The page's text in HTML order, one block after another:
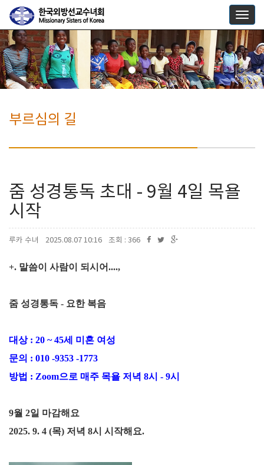
부르심의 길
줌 성경통독 초대 - 9월 4일 목욜
시작
루카 수녀 2025.08.07 10:16 조회 : 366
+. 말씀이 사람이 되시어....,
줌 성경통독 - 요한 복음
대상 : 20 ~ 45세 미혼 여성
문의 : 010 -9353 -1773
방법 : Zoom으로 매주 목욜 저녁 8시 - 9시
9월 2일 마감해요
2025. 9. 4 (목) 저녁 8시 시작해요.